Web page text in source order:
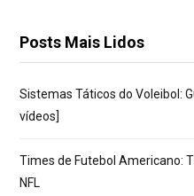
Posts Mais Lidos
Sistemas Táticos do Voleibol:
vídeos]
Times de Futebol Americano:
NFL